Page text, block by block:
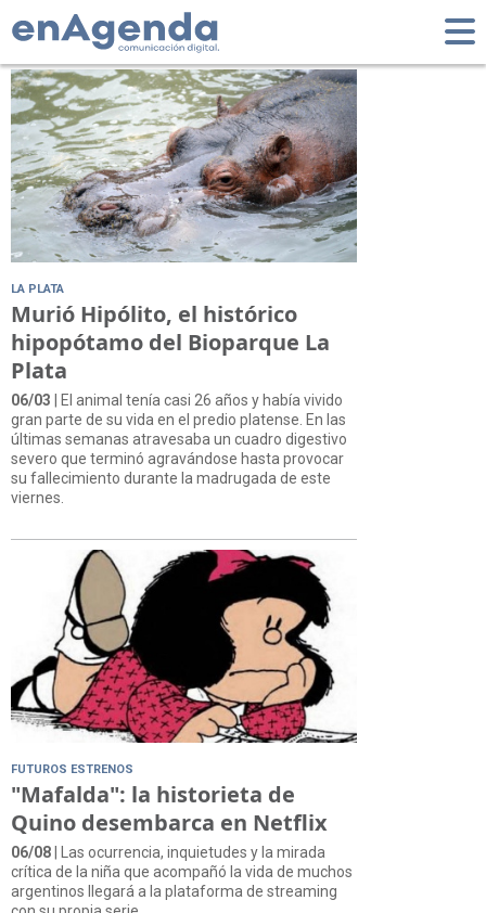
Tag: Mafalda
LA PLATA
Murió Hipólito, el histórico
hipopótamo del Bioparque La
Plata
06/03 | El animal tenía casi 26 años y había vivido
gran parte de su vida en el predio platense. En las
últimas semanas atravesaba un cuadro digestivo
severo que terminó agravándose hasta provocar
su fallecimiento durante la madrugada de este
viernes.
FUTUROS ESTRENOS
"Mafalda": la historieta de
Quino desembarca en Netflix
06/08 | Las ocurrencia, inquietudes y la mirada
crítica de la niña que acompañó la vida de muchos
argentinos llegará a la plataforma de streaming